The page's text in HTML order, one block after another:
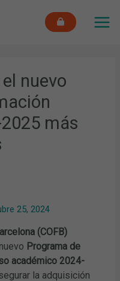
nuevo
más
25, 2024
(COFB)
Programa de
académico 2024-
la adquisición